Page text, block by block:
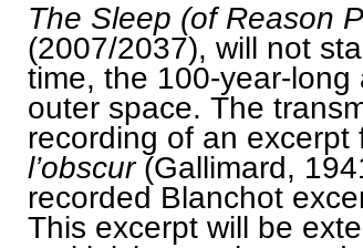
The Sleep (of Reason
(2007/2037), will not
time, the 100-year-
outer space. The
recording of an excerpt
l’obscur (Gallimard,
recorded Blanchot
This excerpt will be